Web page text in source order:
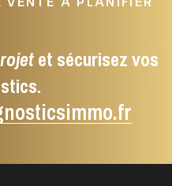
et sécurisez vos